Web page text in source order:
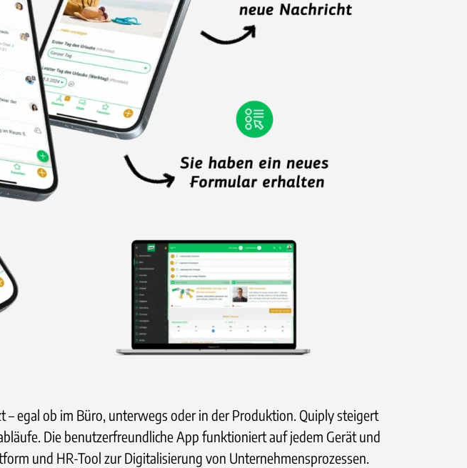
egal ob im Büro, unterwegs oder in der Produktion. Quiply steigert
Die benutzerfreundliche App funktioniert auf jedem Gerät und
und HR-Tool zur Digitalisierung von Unternehmensprozessen.